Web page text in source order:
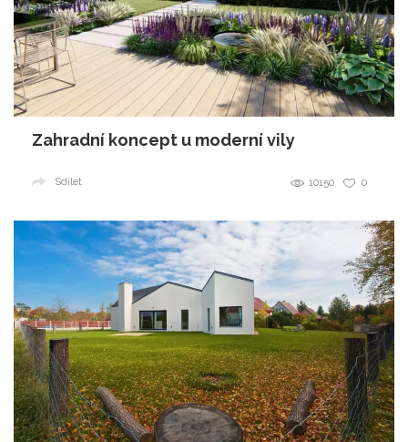
Zahradní koncept u moderní vily
0
10150
Sdílet